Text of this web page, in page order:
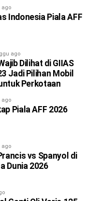
ago
Indonesia Piala AFF
ago
Dilihat di GIIAS
Jadi Pilihan Mobil
Perkotaan
ago
Piala AFF 2026
ago
vs Spanyol di
Dunia 2026